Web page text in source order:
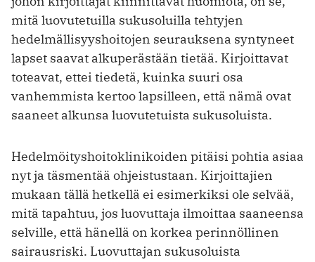
mitä luovutetuilla sukusoluilla tehtyjen
hedelmällisyyshoitojen seurauksena syntyneet
lapset saavat alkuperästään tietää. Kirjoittavat
toteavat, ettei tiedetä, kuinka suuri osa
vanhemmista kertoo lapsilleen, että nämä ovat
saaneet alkunsa luovutetuista sukusoluista.
Hedelmöityshoitoklinikoiden pitäisi pohtia asiaa
nyt ja täsmentää ohjeistustaan. Kirjoittajien
mukaan tällä hetkellä ei esimerkiksi ole selvää,
mitä tapahtuu, jos luovuttaja ilmoittaa saaneensa
selville, että hänellä on korkea perinnöllinen
sairausriski. Luovuttajan sukusoluista